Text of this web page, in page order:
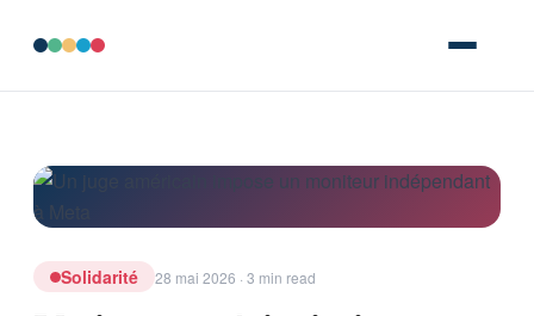
Solidarité 28 mai 2026 · 3 min read